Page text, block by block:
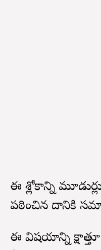
ఈ శ్లోకాన్ని
పఠించిన దానికి
ఈ విషయాన్ని